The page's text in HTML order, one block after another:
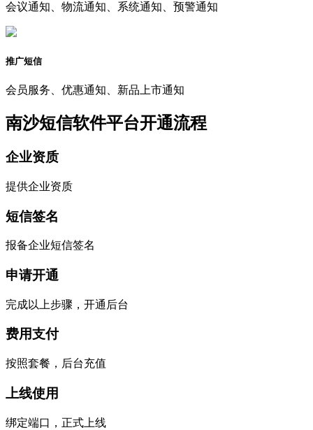
会议通知、物流通知、系统通知、预警通知
推广短信
会员服务、优惠通知、新品上市通知
南沙短信软件平台开通流程
企业资质
提供企业资质
短信签名
报备企业短信签名
申请开通
完成以上步骤，开通后台
费用支付
按照套餐，后台充值
上线使用
绑定端口，正式上线